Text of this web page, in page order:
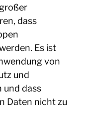
dass
Es ist
von
und
und dass
Daten nicht zu